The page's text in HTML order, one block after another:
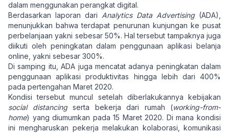
dalam menggunakan perangkat digital.
Berdasarkan laporan dari Analytics Data Advertising(ADA),
menunjukkan bahwa terdapat penurunan kunjungan ke pusat
perbelanjaan yakni sebesar 50%. Hal tersebut tampaknya juga
diikuti oleh peningkatan dalam penggunaan aplikasi belanja
online, yakni sebesar 300%.
Di samping itu, ADA juga mencatat adanya peningkatan dalam
penggunaan aplikasi produktivitas hingga lebih dari 400%
pada pertengahan Maret 2020.
Kondisi tersebut muncul setelah diberlakukannya kebijakan
social distancingserta bekerja dari rumah (working-from-
home) yang diumumkan pada 15 Maret 2020. Di mana kondisi
ini mengharuskan pekerja melakukan kolaborasi, komunikasi